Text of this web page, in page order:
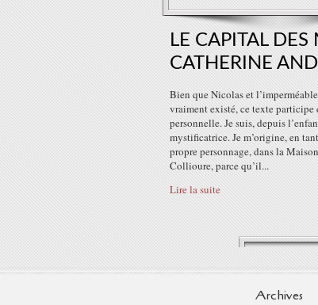
LE CAPITAL DES
CATHERINE
Bien que Nicolas et
vraiment existé, ce texte participe
personnelle. Je suis, depuis
mystificatrice. Je m’origine, en
propre personnage, dans la
Collioure, parce qu’il...
Lire la suite
Archives